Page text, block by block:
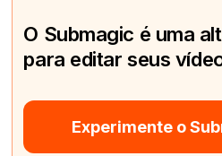
O Submagic é uma
para editar seus
Experimente o